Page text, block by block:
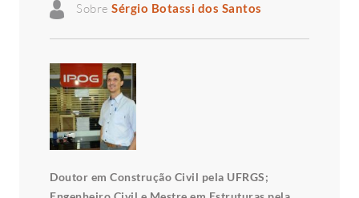
Sobre Sérgio Botassi dos Santos
Doutor em Construção Civil pela UFRGS;